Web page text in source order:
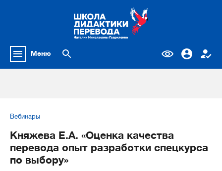
Меню
Вебинары
Княжева Е.А. «Оценка качества
перевода опыт разработки спецкурса
по выбору»